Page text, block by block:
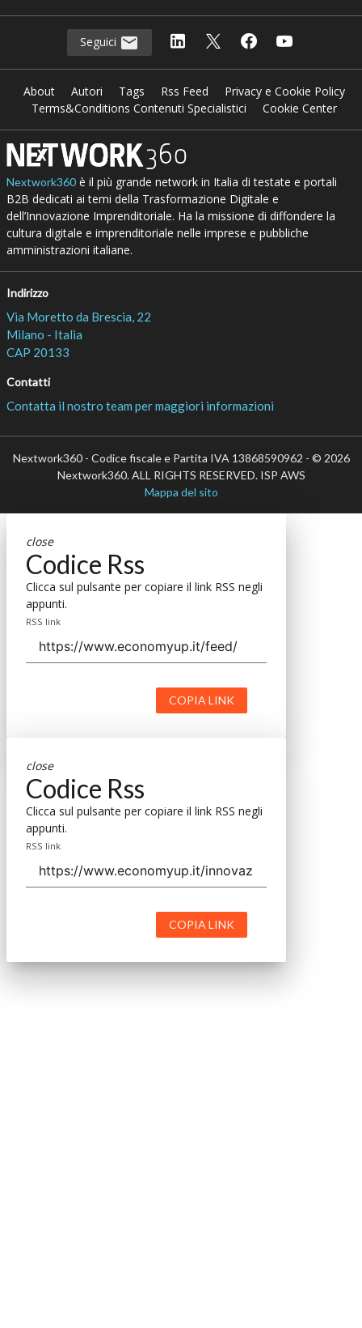
Seguici
About Autori Tags Rss Feed
Privacy e Cookie Policy
Terms&Conditions Contenuti Specialistici
Cookie Center
Nextwork360è il più grande network in Italia di testate e portali
B2B dedicati ai temi della Trasformazione Digitale e
dell’Innovazione Imprenditoriale. Ha la missione di diffondere la
cultura digitale e imprenditoriale nelle imprese e pubbliche
amministrazioni italiane.
Indirizzo
Via Moretto da Brescia, 22
Milano - Italia
CAP 20133
Contatti
Contatta il nostro team per maggiori informazioni
Nextwork360 - Codice fiscale e Partita IVA 13868590962 - © 2026
Nextwork360. ALL RIGHTS RESERVED. ISP AWS
Mappa del sito
close
Codice Rss
Clicca sul pulsante per copiare il link RSS negli
appunti.
RSS link
COPIA LINK
close
Codice Rss
Clicca sul pulsante per copiare il link RSS negli
appunti.
RSS link
COPIA LINK